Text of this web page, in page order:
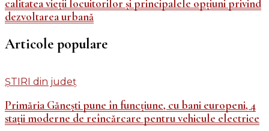
calitatea vieții locuitorilor și principalele opțiuni privind
dezvoltarea urbană
Articole populare
ȘTIRI din județ
Primăria Gănești pune în funcțiune, cu bani europeni, 4
stații moderne de reîncărcare pentru vehicule electrice